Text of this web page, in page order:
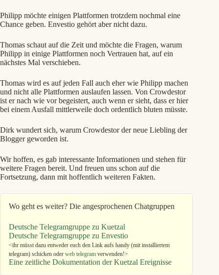
Philipp möchte einigen Plattformen trotzdem nochmal eine
Chance geben. Envestio gehört aber nicht dazu.
Thomas schaut auf die Zeit und möchte die Fragen, warum
Philipp in einige Plattformen noch Vertrauen hat, auf ein
nächstes Mal verschieben.
Thomas wird es auf jeden Fall auch eher wie Philipp machen
und nicht alle Plattformen auslaufen lassen. Von Crowdestor
ist er nach wie vor begeistert, auch wenn er sieht, dass er hier
bei einem Ausfall mittlerweile doch ordentlich bluten müsste.
Dirk wundert sich, warum Crowdestor der neue Liebling der
Blogger geworden ist.
Wir hoffen, es gab interessante Informationen und stehen für
weitere Fragen bereit. Und freuen uns schon auf die
Fortsetzung, dann mit hoffentlich weiteren Fakten.
Wo geht es weiter? Die angesprochenen Chatgruppen
Deutsche Telegramgruppe zu Kuetzal
Deutsche Telegramgruppe zu Envestio
<ihr müsst dazu entweder euch den Link aufs handy (mit installiertem
telegram) schicken oder web telegram verwenden!>
Eine zeitliche Dokumentation der Kuetzal Ereignisse